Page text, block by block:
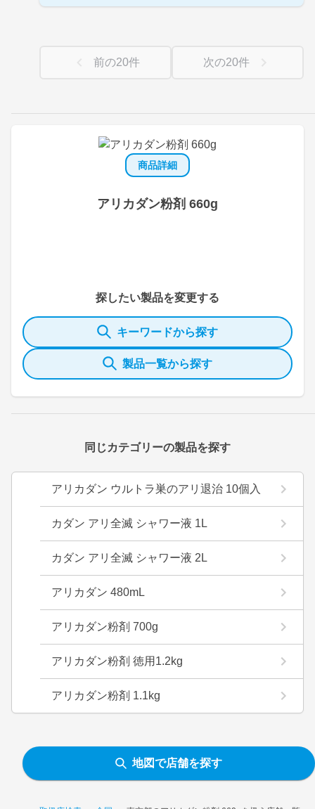
商品詳細
アリカダン粉剤 660g
探したい製品を変更する
キーワードから探す
製品一覧から探す
同じカテゴリーの製品を探す
アリカダン ウルトラ巣のアリ退治 10個入
カダン アリ全滅 シャワー液 1L
カダン アリ全滅 シャワー液 2L
アリカダン 480mL
アリカダン粉剤 700g
アリカダン粉剤 徳用1.2kg
アリカダン粉剤 1.1kg
前の20件 次の20件
地図で店舗を探す